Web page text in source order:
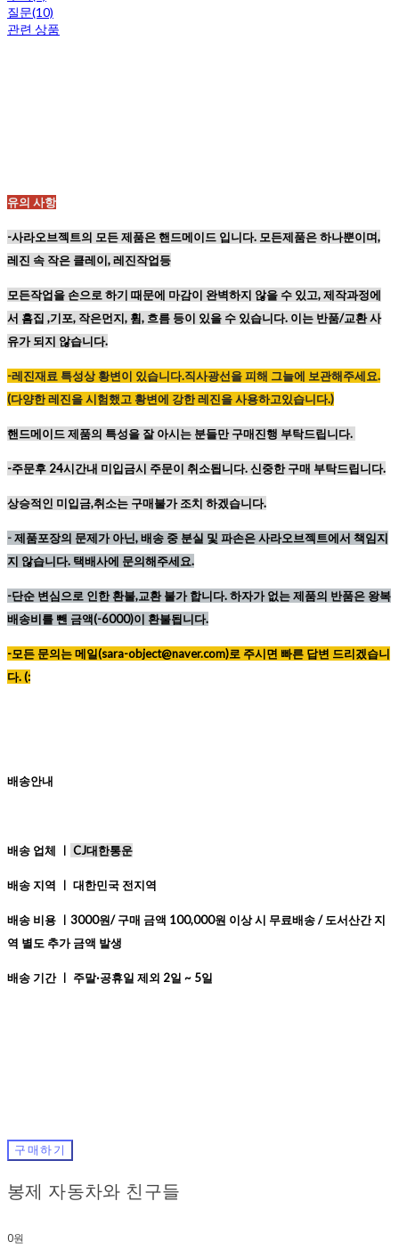
질문(10)
관련 상품
유의 사항
-사라오브젝트의 모든 제품은 핸드메이드 입니다. 모든제품은 하나뿐이며,
레진 속 작은 클레이, 레진작업등
모든작업을 손으로 하기 때문에 마감이 완벽하지 않을 수 있고,제작과정에
서 흠집 ,기포, 작은먼지, 휨, 흐름 등이 있을 수 있습니다. 이는 반품/교환 사
유가 되지 않습니다.
-레진재료 특성상황변이 있습니다.직사광선을피해 그늘에 보관해주세요.
(다양한레진을시험했고황변에 강한레진을사용하고있습니다.)
핸드메이드 제품의 특성을 잘 아시는 분들만 구매진행 부탁드립니다.
-주문후 24시간내 미입금시 주문이 취소됩니다. 신중한 구매 부탁드립니다.
상승적인 미입금,취소는 구매불가 조치 하겠습니다.
-제품포장의 문제가 아닌, 배송 중 분실 및 파손은 사라오브젝트에서 책임지
지 않습니다. 택배사에 문의해주세요.
-단순 변심으로 인한 환불,교환 불가 합니다. 하자가 없는 제품의 반품은 왕복
배송비를 뺀 금액(-6000)이 환불됩니다.
-모든 문의는 메일(sara-object@naver.com)로 주시면 빠른 답변 드리겠습니
다. (:
배송안내
배송 업체 ㅣ CJ대한통운
배송 지역 ㅣ 대한민국 전지역
배송 비용 ㅣ3000원/ 구매 금액 100,000원 이상 시 무료배송 / 도서산간 지
역 별도 추가 금액 발생
배송 기간 ㅣ 주말·공휴일 제외 2일 ~ 5일
구매하기
봉제 자동차와 친구들
0원